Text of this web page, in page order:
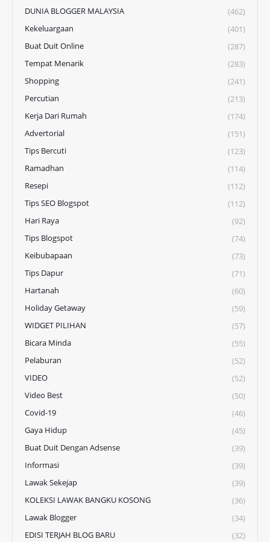
DUNIA BLOGGER MALAYSIA
(462)
Kekeluargaan
(401)
Buat Duit Online
(287)
Tempat Menarik
(283)
Shopping
(241)
Percutian
(213)
Kerja Dari Rumah
(174)
Advertorial
(151)
Tips Bercuti
(123)
Ramadhan
(114)
Resepi
(112)
Tips SEO Blogspot
(112)
Hari Raya
(92)
Tips Blogspot
(74)
Keibubapaan
(73)
Tips Dapur
(71)
Hartanah
(60)
Holiday Getaway
(59)
WIDGET PILIHAN
(57)
Bicara Minda
(55)
Pelaburan
(52)
VIDEO
(52)
Video Best
(50)
Covid-19
(46)
Gaya Hidup
(45)
Buat Duit Dengan Adsense
(39)
Informasi
(39)
Lawak Sekejap
(39)
KOLEKSI LAWAK BANGKU KOSONG
(36)
Lawak Blogger
(34)
EDISI TERJAH BLOG BARU
(32)